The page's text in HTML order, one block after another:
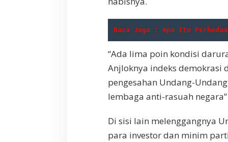
Baca Juga : Apa Itu
“Ada lima poin kondisi
Anjloknya indeks demokrasi
pengesahan Undang-
lembaga anti-rasuah
Di sisi lain melenggangnya
para investor dan minim